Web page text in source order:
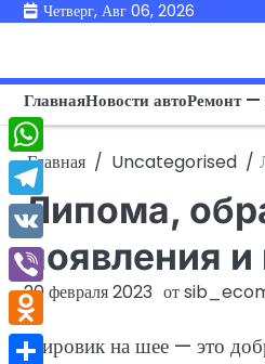
ПерейтиЧетверг, Авг 06, 2026
ГлавнаяНовости автоРемонт —
Главная Uncategorised
Липома,
появления
20 февраля 2023 от
Жировик на шее — это
WhatsApp
Telegram
VK
Viber
Odnoklassniki